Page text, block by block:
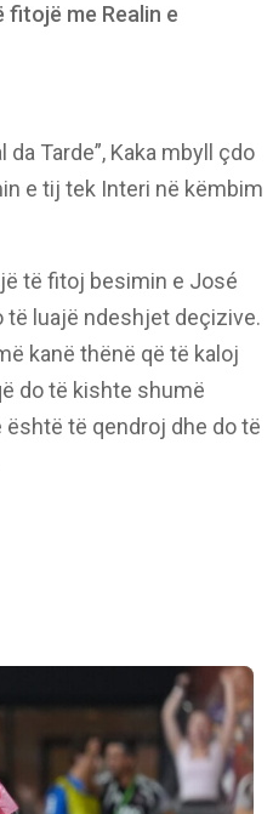
fitojë me Realin e
Tarde”, Kaka mbyll çdo
e tij tek Interi në këmbim
të fitoj besimin e José
të luajë ndeshjet deçizive.
kanë thënë që të kaloj
do të kishte shumë
të qendroj dhe do të